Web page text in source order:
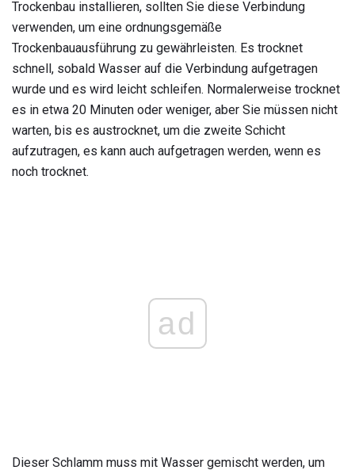
Trockenbau installieren, sollten Sie diese Verbindung
verwenden, um eine ordnungsgemäße
Trockenbauausführung zu gewährleisten. Es trocknet
schnell, sobald Wasser auf die Verbindung aufgetragen
wurde und es wird leicht schleifen. Normalerweise trocknet
es in etwa 20 Minuten oder weniger, aber Sie müssen nicht
warten, bis es austrocknet, um die zweite Schicht
aufzutragen, es kann auch aufgetragen werden, wenn es
noch trocknet.
ad
Dieser Schlamm muss mit Wasser gemischt werden, um